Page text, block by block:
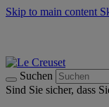
Skip to main content
Suchen
Sind Sie sicher, dass